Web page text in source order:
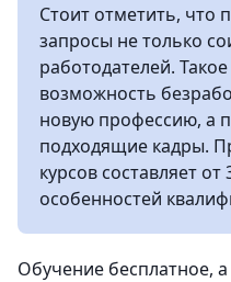
Стоит отметить, что
запросы не только
работодателей.
возможность
новую профессию, а
подходящие кадры.
курсов составляет
особенностей
Обучение бесплатное, а